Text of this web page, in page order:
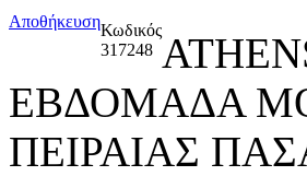
ΑποθήκευσηΚωδικός
317248
ΕΒΔΟΜΑΔΑ
ΠΕΙΡΑΙΑΣ